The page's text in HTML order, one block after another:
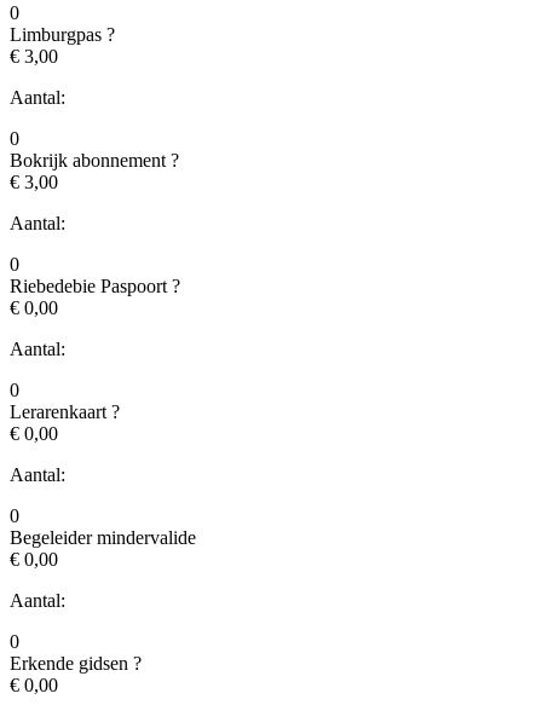
0
Limburgpas ?
€ 3,00
Aantal:
0
Bokrijk abonnement ?
€ 3,00
Aantal:
0
Riebedebie Paspoort ?
€ 0,00
Aantal:
0
Lerarenkaart ?
€ 0,00
Aantal:
0
Begeleider mindervalide
€ 0,00
Aantal:
0
Erkende gidsen ?
€ 0,00